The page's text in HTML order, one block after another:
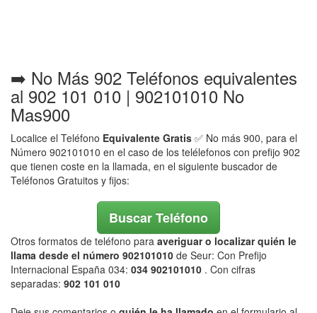
➡️ No Más 902 Teléfonos equivalentes
al 902 101 010 | 902101010 No
Mas900
Localice el Teléfono Equivalente Gratis ✅ No más 900, para el
Número 902101010 en el caso de los telélefonos con prefijo 902
que tienen coste en la llamada, en el siguiente buscador de
Teléfonos Gratuitos y fijos:
Buscar Teléfono
Otros formatos de teléfono para averiguar o localizar quién le
llama desde el número 902101010 de Seur: Con Prefijo
Internacional España 034: 034 902101010 . Con cifras
separadas: 902 101 010